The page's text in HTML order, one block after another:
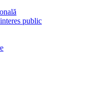
public